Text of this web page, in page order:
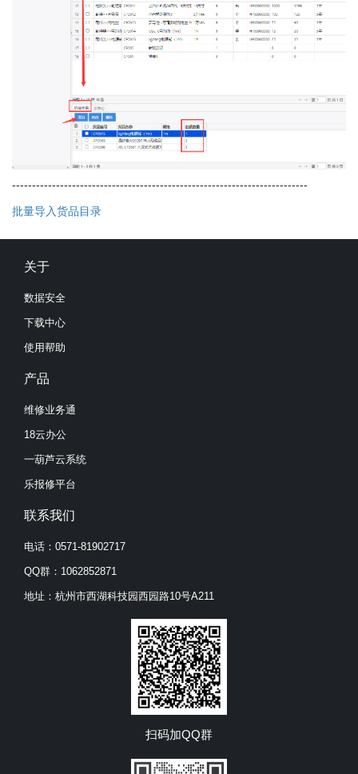
--------------------------------------------------------------------------
批量导入货品目录
关于
数据安全
下载中心
使用帮助
产品
维修业务通
18云办公
一葫芦云系统
乐报修平台
联系我们
电话：0571-81902717
QQ群：1062852871
地址：杭州市西湖科技园西园路10号A211
扫码加QQ群